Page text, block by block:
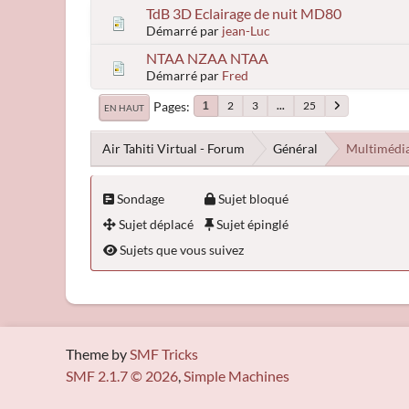
TdB 3D Eclairage de nuit MD80
Démarré par jean-Luc
NTAA NZAA NTAA
Démarré par Fred
EN HAUT Pages 1 2 3 ... 25
Air Tahiti Virtual - Forum Général
Sondage
Sujet déplacé
Sujet bloqué
Sujet épinglé
Sujets que vous suivez
Theme bySMF Tricks
SMF 2.1.7 © 2026,Simple Machines